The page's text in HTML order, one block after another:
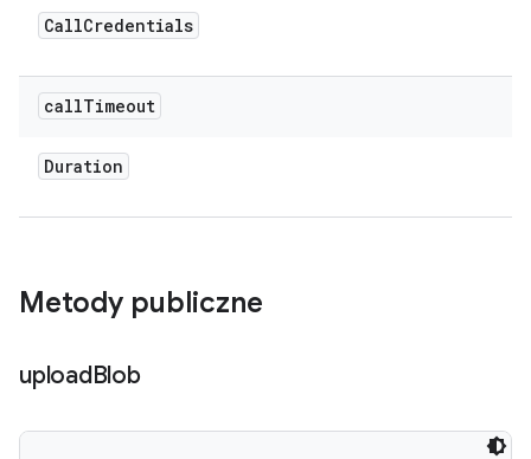
CallCredentials
callTimeout
Duration
Metody publiczne
uploadBlob